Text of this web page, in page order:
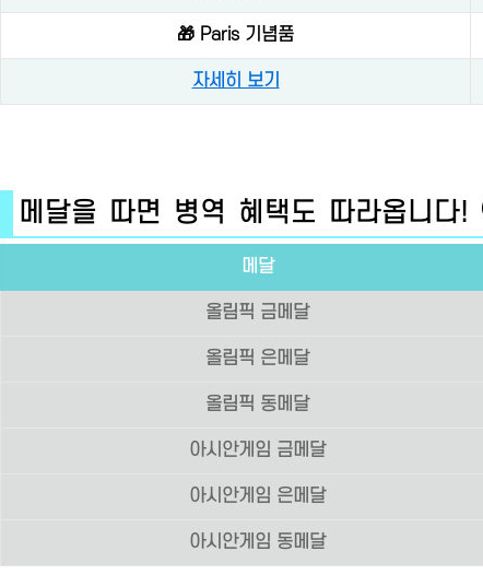
🎁 Paris 기념품
자세히 보기
메달을 따면 병역 혜택도 따라옵니다
메달
올림픽 금메달
올림픽 은메달
올림픽 동메달
아시안게임 금메달
아시안게임 은메달
아시안게임 동메달